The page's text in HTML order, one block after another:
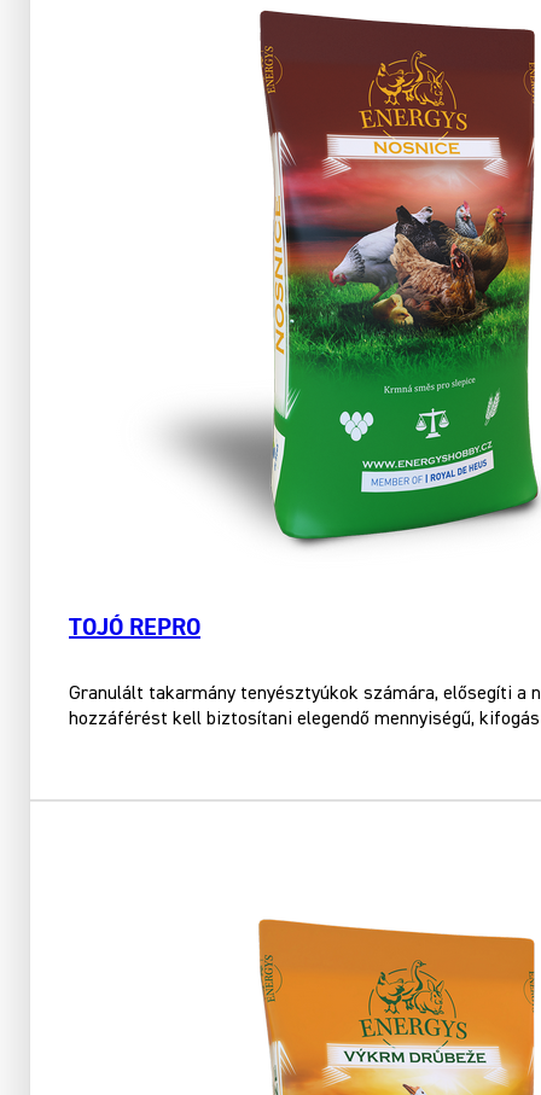
TOJÓ REPRO
Granulált takarmány tenyésztyúkok számára, elősegíti
hozzáférést kell biztosítani elegendő mennyiségű,